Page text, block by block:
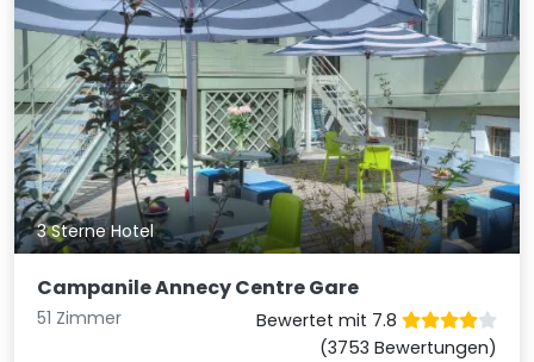
3 Sterne Hotel
Campanile Annecy Centre Gare
51 Zimmer
Bewertet mit 7.8
(3753 Bewertungen)